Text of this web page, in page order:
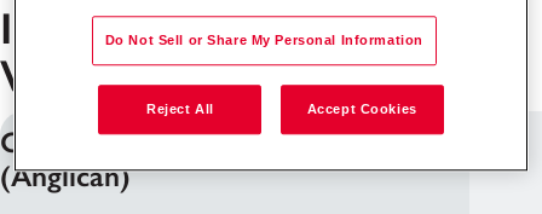
Iné Pracovné ponuky v
Wellingborough
Chaplain - Church of England
(Anglican)
Do Not Sell or Share My Personal Information
Reject All Accept Cookies